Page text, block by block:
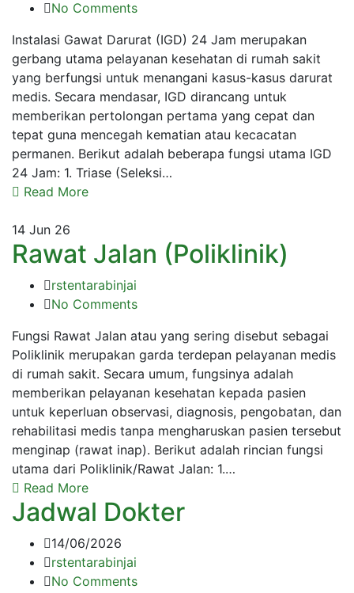
No Comments
Instalasi Gawat Darurat (IGD) 24 Jam merupakan
gerbang utama pelayanan kesehatan di rumah sakit
yang berfungsi untuk menangani kasus-kasus darurat
medis. Secara mendasar, IGD dirancang untuk
memberikan pertolongan pertama yang cepat dan
tepat guna mencegah kematian atau kecacatan
permanen. Berikut adalah beberapa fungsi utama IGD
24 Jam: 1. Triase (Seleksi…
Read More
14 Jun 26
Rawat Jalan (Poliklinik)
rstentarabinjai
No Comments
Fungsi Rawat Jalan atau yang sering disebut sebagai
Poliklinik merupakan garda terdepan pelayanan medis
di rumah sakit. Secara umum, fungsinya adalah
memberikan pelayanan kesehatan kepada pasien
untuk keperluan observasi, diagnosis, pengobatan, dan
rehabilitasi medis tanpa mengharuskan pasien tersebut
menginap (rawat inap). Berikut adalah rincian fungsi
utama dari Poliklinik/Rawat Jalan: 1.…
Read More
Jadwal Dokter
14/06/2026
rstentarabinjai
No Comments